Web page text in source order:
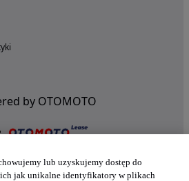
by OTOMOTO
lub uzyskujemy dostęp do
jak unikalne identyfikatory w plikach